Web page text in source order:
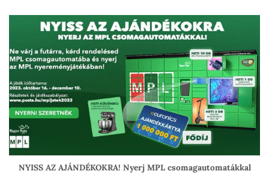
NYISS AZ AJÁNDÉKOKRA! Nyerj MPL csomagautomatákkal